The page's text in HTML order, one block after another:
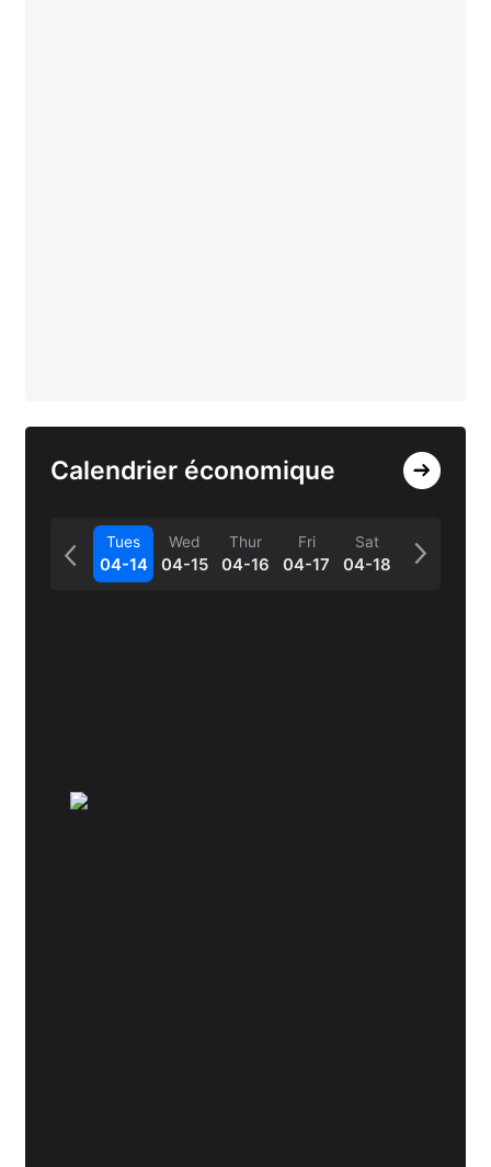
Calendrier économique
Tues
04-14
Wed
04-15
Thur
04-16
Fri
04-17
Sat
04-18